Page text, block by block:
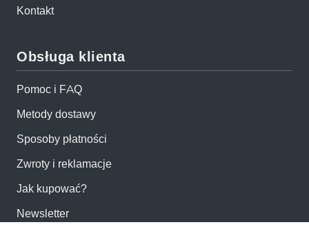
Kontakt
Obsługa klienta
Pomoc i FAQ
Metody dostawy
Sposoby płatności
Zwroty i reklamacje
Jak kupować?
Newsletter